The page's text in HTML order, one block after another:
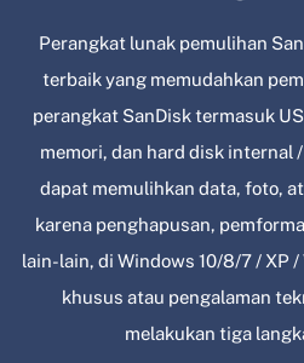
Perangkat lunak pemulihan
terbaik yang memudahkan
perangkat SanDisk termasuk
memori, dan hard disk internal
dapat memulihkan data, foto,
karena penghapusan,
lain-lain, di Windows 10/8/7 / XP
khusus atau pengalaman
melakukan tiga